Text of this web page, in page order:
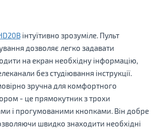
інтуїтивно зрозуміле. Пульт
дозволяє легко задавати
на екран необхідну інформацію,
без студіювання інструкції.
зручна для комфортного
- це прямокутник з трохи
і прогумованими кнопками. Він добре
швидко знаходити необхідні